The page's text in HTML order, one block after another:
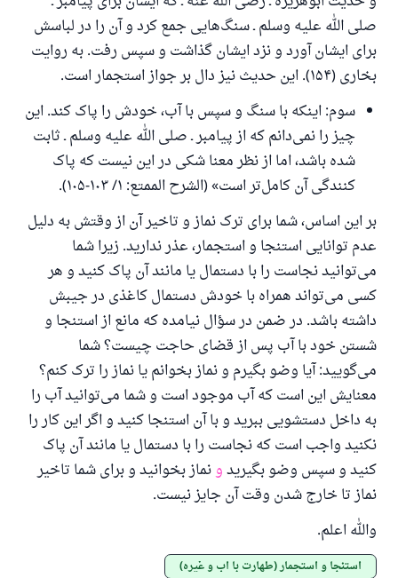
صلی الله علیه وسلم ـ سنگ‌هایی جمع کرد و آن را در لباسش
برای ایشان آورد و نزد ایشان گذاشت و سپس رفت. به روایت
بخاری (۱۵۴). این حدیث نیز دال بر جواز استجمار است.
سوم: اینکه با سنگ و سپس با آب، خودش را پاک کند. این
چیز را نمی‌دانم که از پیامبر ـ صلی الله علیه وسلم ـ ثابت
شده باشد، اما از نظر معنا شکی در این نیست که پاک
کنندگی آن کامل‌تر است» (الشرح الممتع: ۱/ ۱۰۳-۱۰۵).
بر این اساس، شما برای ترک نماز و تاخیر آن از وقتش به دلیل
عدم توانایی استنجا و استجمار، عذر ندارید. زیرا شما
می‌توانید نجاست را با دستمال یا مانند آن پاک کنید و هر
کسی می‌تواند همراه با خودش دستمال کاغذی در جیبش
داشته باشد. در ضمن در سؤال نیامده که مانع از استنجا و
شستن خود با آب پس از قضای حاجت چیست؟ شما
می‌گویید: آیا وضو بگیرم و نماز بخوانم یا نماز را ترک کنم؟
معنایش این است که آب موجود است و شما می‌توانید آب را
به داخل دستشویی ببرید و با آن استنجا کنید و اگر این کار را
نکنید واجب است که نجاست را با دستمال یا مانند آن پاک
کنید و سپس وضو بگیریدونماز بخوانید و برای شما تاخیر
نماز تا خارج شدن وقت آن جایز نیست.
والله اعلم.
استنجا و استجمار (طهارت با آب و غیره)